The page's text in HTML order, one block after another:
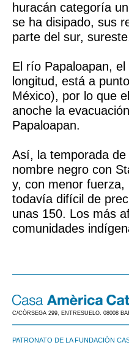
huracán categoría
se ha disipado, sus
parte del sur,
El río Papaloapan,
longitud, está a
México), por lo que
anoche la
Papaloapan.
Así, la temporada
nombre negro con
y, con menor
todavía difícil de
unas 150. Los más
comunidades
C/CÒRSEGA 299, ENTRESUELO. 08008
PATRONATO DE LA FUNDACIÓN